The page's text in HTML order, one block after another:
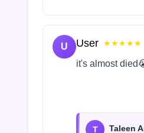
U User ★★★★★
it's almost
T Taleen